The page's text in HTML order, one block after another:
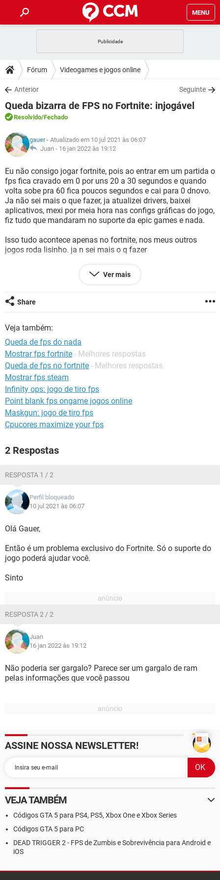
MENU
CELULAR FACEBOOK
OUTLOOK
INSTAGRAM GMAIL
GUIA DE COMPRAS
DICAS
JOGOS WHATSAPP
OUTLOOK
INSTAGRAM
GUIA DE COMPRAS
DOWNLOADS
JOGOS WHATSAPP
CELULAR
OUTLOOK EXCEL
INSTAGRAM
GUIA DE COMPRAS
FÓRUM
JOGOS
CELULAR
INSTAGRAM GMAIL
GUIA DE COMPRAS
GLOSSÁRIO
JOGOS
CELULAR FACEBOOK
OUTLOOK EXCEL
INSTAGRAM
GUIA DE COMPRAS
Fórum Videogames e jogos online
Anterior Seguinte
Queda bizarra de FPS no Fortnite: injogável
Resolvido/Fechado
gauer- Atualizado em 10 jul 2021 às 06:07
Juan - 16 jan 2022 às 19:12
Eu não consigo jogar fortnite, pois ao entrar em um partida o
fps fica cravado em 0 por uns 20 a 30 segundos e quando
volta sobe pra 60 fica poucos segundos e cai para 0 dnovo.
Ja não sei mais o que fazer, ja atualizei drivers, baixei
aplicativos, mexi por meia hora nas configs gráficas do jogo,
fiz tudo que mandaram no suporte da epic games e nada.
Isso tudo acontece apenas no fortnite, nos meus outros
jogos roda lisinho. ja n sei mais o q fazer
Processador: Intel(R) Core(TM) i5-7400 CPU @ 3.00GHz 3.00
16gb ram
ssd 250gb
Fonte 600w
Ver mais
Share
Veja também:
Queda de fps do nada
Mostrar fps fortnite - Melhores respostas
Queda de fps no fortnite - Melhores respostas
Mostrar fps steam
Infinity ops: jogo de tiro fps
Point blank fps ongame jogos online
Maskgun: jogo de tiro fps
Cpucores maximize your fps
2 Respostas
RESPOSTA 1 / 2
Perfil bloqueado
10 jul 2021 às 06:07
Olá Gauer,
Então é um problema exclusivo do Fortnite. Só o suporte do
jogo poderá ajudar você.
Sinto
RESPOSTA 2 / 2
Juan
16 jan 2022 às 19:12
Não poderia ser gargalo? Parece ser um gargalo de ram
pelas informações que você passou
ASSINE NOSSA NEWSLETTER!
VEJA TAMBÉM
Códigos GTA 5 para PS4, PS5, Xbox One e Xbox Series
Códigos GTA 5 para PC
DEAD TRIGGER 2 - FPS de Zumbis e Sobrevivência para Android e
iOS